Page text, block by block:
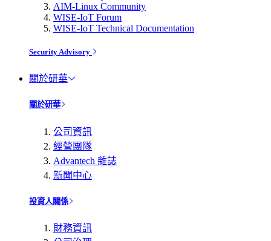
AIM-Linux Community
WISE-IoT Forum
WISE-IoT Technical Documentation
Security Advisory
關於研華
關於研華
公司資訊
經營團隊
Advantech 雜誌
新聞中心
投資人關係
財務資訊